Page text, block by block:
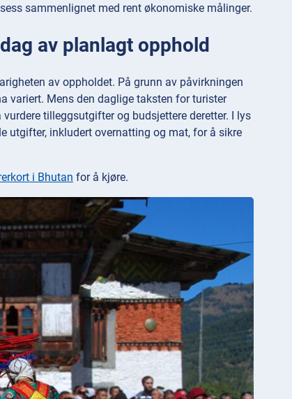
sammenlignet med rent økonomiske målinger.
av planlagt opphold
av oppholdet. På grunn av påvirkningen
variert. Mens den daglige taksten for turister
tilleggsutgifter og budsjettere deretter. I lys
utgifter, inkludert overnatting og mat, for å sikre
i Bhutan for å kjøre.